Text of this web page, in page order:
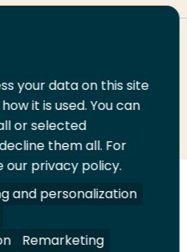
Print
deze
pagina
A-Z Index Contact
your data on this site
it is used. You can
or selected
them all. For
our privacy policy.
and personalization
Remarketing